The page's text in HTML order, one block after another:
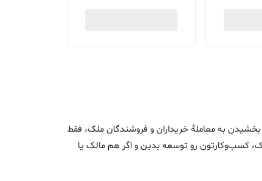
بخشیدن به معاملۀ خریداران و فروشندگان ملک، فقط
کسب‌وکارتون رو توسعه بدین و اگر هم مالک یا